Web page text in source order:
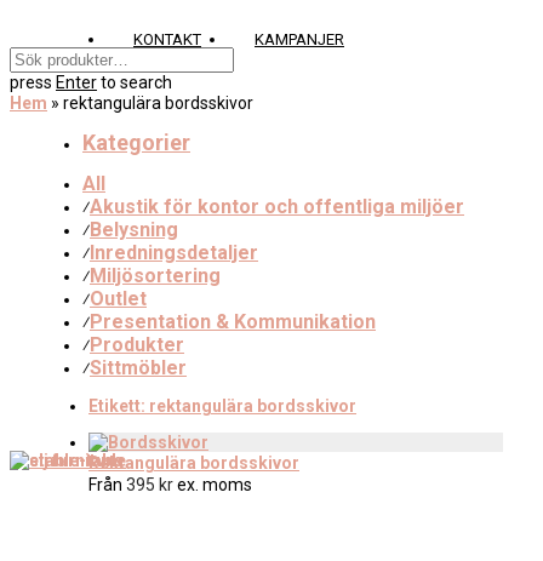
KONTAKT KAMPANJER
press Enterto search
Hem » rektangulära bordsskivor
Kategorier
All
⁄Akustik för kontor och offentliga miljöer
⁄Belysning
⁄Inredningsdetaljer
⁄Miljösortering
⁄Outlet
⁄Presentation & Kommunikation
⁄Produkter
⁄Sittmöbler
Etikett: rektangulära bordsskivor
Rektangulära bordsskivor
Från 395 krex. moms